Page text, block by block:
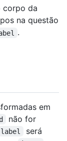
corpo da
na questão
.
em
não for
label
será